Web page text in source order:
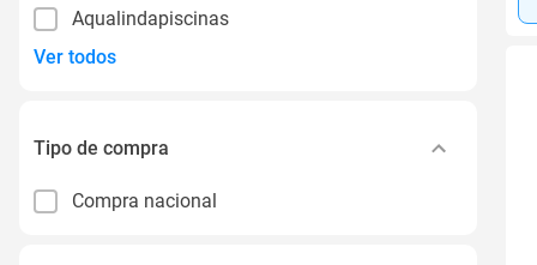
Aqualindapiscinas
Ver todos
Tipo de compra
Compra nacional